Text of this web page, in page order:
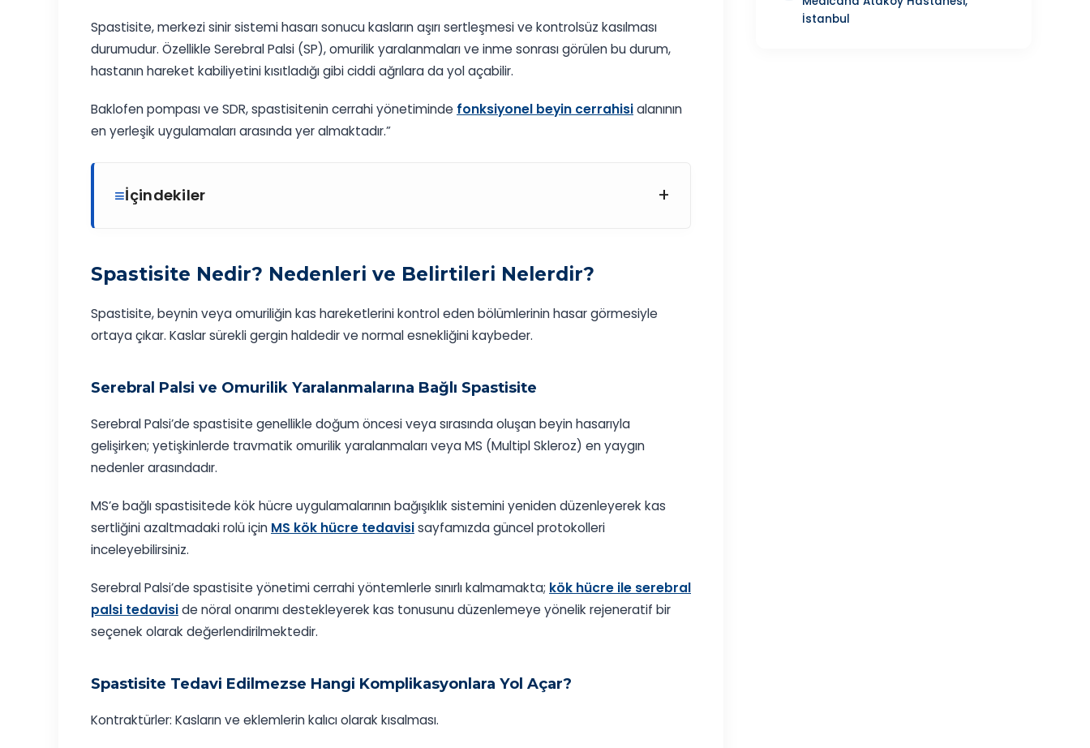
Spastisite, merkezi sinir sistemi hasarı sonucu kasların aşırı sertleşmesi ve kontrolsüz kasılması
durumudur. Özellikle Serebral Palsi (SP), omurilik yaralanmaları ve inme sonrası görülen bu durum,
hastanın hareket kabiliyetini kısıtladığı gibi ciddi ağrılara da yol açabilir.
Baklofen pompası ve SDR, spastisitenin cerrahi yönetiminde fonksiyonel beyin cerrahisialanının
en yerleşik uygulamaları arasında yer almaktadır.”
İçindekiler +
Spastisite Nedir? Nedenleri ve Belirtileri Nelerdir?
Spastisite, beynin veya omuriliğin kas hareketlerini kontrol eden bölümlerinin hasar görmesiyle
ortaya çıkar. Kaslar sürekli gergin haldedir ve normal esnekliğini kaybeder.
Serebral Palsi ve Omurilik Yaralanmalarına Bağlı Spastisite
Serebral Palsi’de spastisite genellikle doğum öncesi veya sırasında oluşan beyin hasarıyla
gelişirken; yetişkinlerde travmatik omurilik yaralanmaları veya MS (Multipl Skleroz) en yaygın
nedenler arasındadır.
MS’e bağlı spastisitede kök hücre uygulamalarının bağışıklık sistemini yeniden düzenleyerek kas
sertliğini azaltmadaki rolü için MS kök hücre tedavisisayfamızda güncel protokolleri
inceleyebilirsiniz.
Serebral Palsi’de spastisite yönetimi cerrahi yöntemlerle sınırlı kalmamakta; kök hücre ile serebral
palsi tedaviside nöral onarımı destekleyerek kas tonusunu düzenlemeye yönelik rejeneratif bir
seçenek olarak değerlendirilmektedir.
Spastisite Tedavi Edilmezse Hangi Komplikasyonlara Yol Açar?
Kontraktürler: Kasların ve eklemlerin kalıcı olarak kısalması.
İstanbul